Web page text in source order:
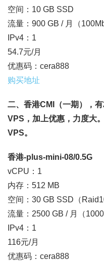
空间：10 GB SSD
流量：900 GB / 月（
IPv4：1
54.7元/月
优惠码：cera888
购买地址
二、香港CMI（一期），
VPS，加上优惠，力度大
VPS。
香港-plus-mini-08/0.5G
vCPU：1
内存：512 MB
空间：30 GB SSD（
流量：2500 GB / 月（
IPv4：1
116元/月
优惠码：cera888